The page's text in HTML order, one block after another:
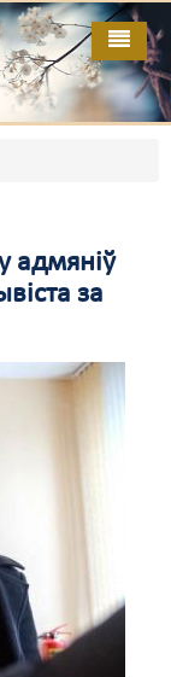
адмяніў
за